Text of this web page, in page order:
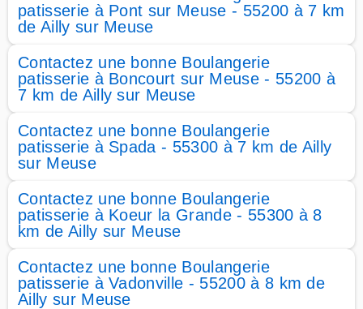
patisserie à Pont sur Meuse - 55200 à 7 km
de Ailly sur Meuse
Contactez une bonne Boulangerie
patisserie à Boncourt sur Meuse - 55200 à
7 km de Ailly sur Meuse
Contactez une bonne Boulangerie
patisserie à Spada - 55300 à 7 km de Ailly
sur Meuse
Contactez une bonne Boulangerie
patisserie à Koeur la Grande - 55300 à 8
km de Ailly sur Meuse
Contactez une bonne Boulangerie
patisserie à Vadonville - 55200 à 8 km de
Ailly sur Meuse